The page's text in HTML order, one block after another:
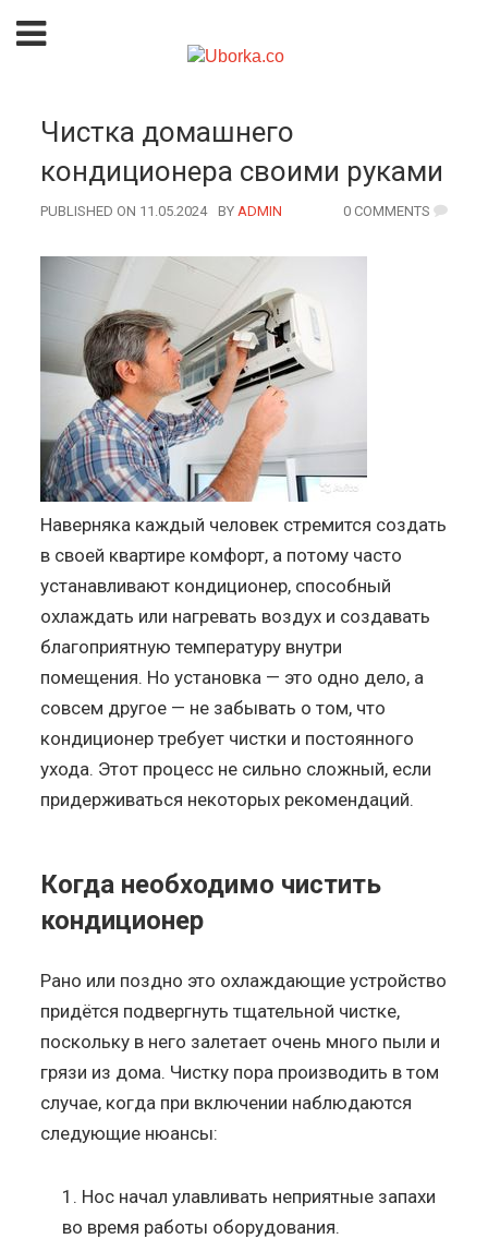
Чистка домашнего
кондиционера своими руками
PUBLISHED ON 11.05.2024 BY AUTHOR
ADMIN 0 COMMENTS
Наверняка каждый человек стремится создать
в своей квартире комфорт, а потому часто
устанавливают кондиционер, способный
охлаждать или нагревать воздух и создавать
благоприятную температуру внутри
помещения. Но установка — это одно дело, а
совсем другое — не забывать о том, что
кондиционер требует чистки и постоянного
ухода. Этот процесс не сильно сложный, если
придерживаться некоторых рекомендаций.
Когда необходимо чистить
кондиционер
Рано или поздно это охлаждающие устройство
придётся подвергнуть тщательной чистке,
поскольку в него залетает очень много пыли и
грязи из дома. Чистку пора производить в том
случае, когда при включении наблюдаются
следующие нюансы:
Нос начал улавливать неприятные запахи
во время работы оборудования.